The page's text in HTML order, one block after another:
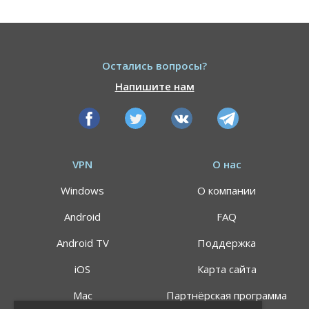
Остались вопросы?
Напишите нам
VPN
Windows
Android
Android TV
iOS
Mac
О нас
О компании
FAQ
Поддержка
Карта сайта
Партнёрская программа